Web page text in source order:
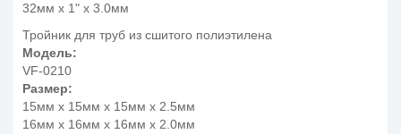
32мм x 1" x 3.0мм
Тройник для труб из сшитого полиэтилена
Модель:
VF-0210
Размер:
15мм x 15мм x 15мм x 2.5мм
16мм x 16мм x 16мм x 2.0мм